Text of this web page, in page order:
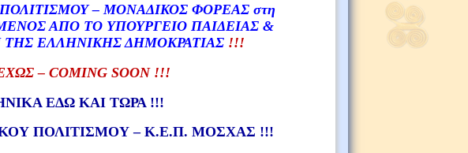
– ΜΟΝΑΔΙΚΟΣ ΦΟΡΕΑΣ στη
ΑΠΟ ΤΟ ΥΠΟΥΡΓΕΙΟ ΠΑΙΔΕΙΑΣ &
ΕΛΛΗΝΙΚΗΣ ΔΗΜΟΚΡΑΤΙΑΣ !!!
– COMING SOON !!!
ΕΔΩ ΚΑΙ ΤΩΡΑ !!!
ΠΟΛΙΤΙΣΜΟΥ – Κ.Ε.Π. ΜΟΣΧΑΣ !!!